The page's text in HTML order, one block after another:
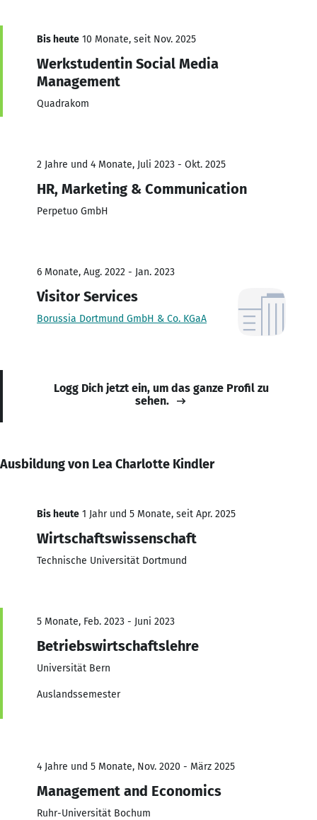
Bis heute 10 Monate, seit Nov. 2025
Werkstudentin Social Media
Management
Quadrakom
2 Jahre und 4 Monate, Juli 2023 - Okt. 2025
HR, Marketing & Communication
Perpetuo GmbH
6 Monate, Aug. 2022 - Jan. 2023
Visitor Services
Borussia Dortmund GmbH & Co. KGaA
Logg Dich jetzt ein, um das ganze Profil zu
sehen.
Ausbildung von Lea Charlotte Kindler
Bis heute 1 Jahr und 5 Monate, seit Apr. 2025
Wirtschaftswissenschaft
Technische Universität Dortmund
5 Monate, Feb. 2023 - Juni 2023
Betriebswirtschaftslehre
Universität Bern
Auslandssemester
4 Jahre und 5 Monate, Nov. 2020 - März 2025
Management and Economics
Ruhr-Universität Bochum